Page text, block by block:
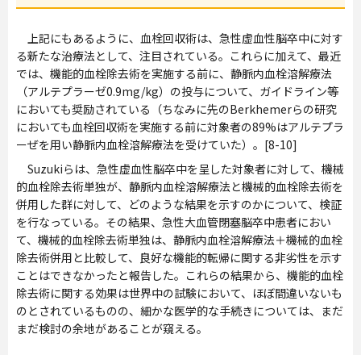
上記にもあるように、血栓回収術は、急性虚血性脳卒中に対す
る新たな治療法として、注目されている。これらに加えて、最近
では、機能的血栓除去術を実施する前に、静脈内血栓溶解療法
（アルテプラーゼ0.9mg/kg）の投与について、ガイドライン等
においても奨励されている（ちなみに先のBerkhemerらの研究
においても血栓回収術を実施する前に対象者の89%はアルテプラ
ーぜを用い静脈内血栓溶解療法を受けていた）。[8-10]
Suzukiらは、急性虚血性脳卒中を呈した対象者に対して、機械
的血栓除去術単独が、静脈内血栓溶解療法と機械的血栓除去術を
併用した群に対して、どのような結果を示すのかについて、検証
を行なっている。その結果、急性大血管閉塞脳卒中患者におい
て、機械的血栓除去術単独は、静脈内血栓溶解療法＋機械的血栓
除去術併用と比較して、良好な機能的転帰に関する非劣性を示す
ことはできなかったと報告した。これらの結果から、機能的血栓
除去術に関する効果は世界中の試験において、ほぼ間違いないも
のとされているものの、細かな医学的な手続きについては、まだ
まだ検討の余地があることが窺える。